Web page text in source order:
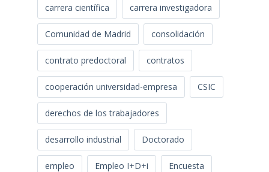
carrera científica carrera investigadora
Comunidad de Madrid consolidación
contrato predoctoral contratos
cooperación universidad-empresa CSIC
derechos de los trabajadores
desarrollo industrial Doctorado
empleo Empleo I+D+i Encuesta